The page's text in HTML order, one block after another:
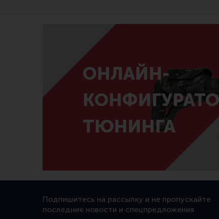
ОНЛАЙН-
ТЮНИНГА
Подпишитесь на рассылку и не пропускайте
последние новости и спецпредложения